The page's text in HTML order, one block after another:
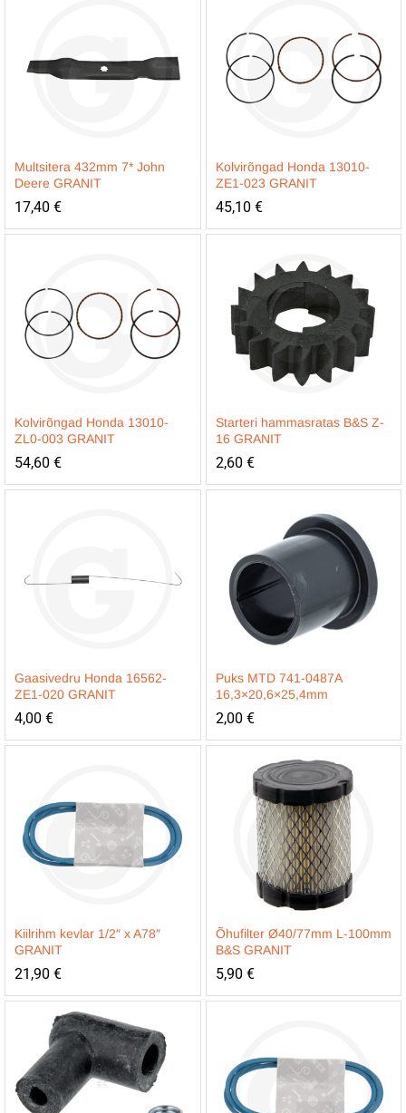
Multsitera 432mm 7* John
Deere GRANIT
17,40 €
Kolvirõngad Honda 13010-
ZE1-023 GRANIT
45,10 €
Kolvirõngad Honda 13010-
ZL0-003 GRANIT
54,60 €
Starteri hammasratas B&S Z-
16 GRANIT
2,60 €
Gaasivedru Honda 16562-
ZE1-020 GRANIT
4,00 €
Puks MTD 741-0487A
16,3×20,6×25,4mm
2,00 €
Kiilrihm kevlar 1/2″ x A78″
GRANIT
21,90 €
Õhufilter Ø40/77mm L-100mm
B&S GRANIT
5,90 €